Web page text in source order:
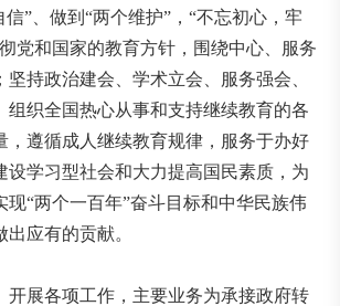
信”、做到“两个维护”，“不忘初心，牢
党和国家的教育方针，围绕中心、服务
坚持政治建会、学术立会、服务强会、
组织全国热心从事和支持继续教育的各
，遵循成人继续教育规律，服务于办好
设学习型社会和大力提高国民素质，为
现“两个一百年”奋斗目标和中华民族伟
应有的贡献。
展各项工作，主要业务为承接政府转